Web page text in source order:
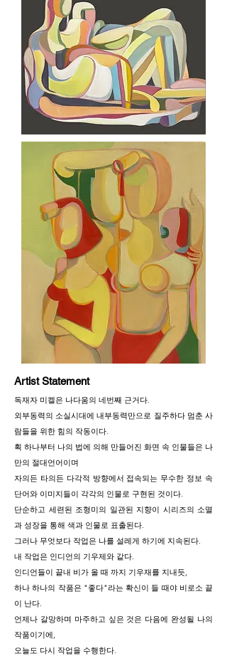
Artist Statement
독재자 미켈은 나다움의 네번째 근거다.
외부동력의 소실시대에 내부동력만으로 질주하다 멈춘 사
람들을 위한 힘의 작동이다.
획 하나부터 나의 법에 의해 만들어진 화면 속 인물들은 나
만의 절대언어이며
자의든 타의든 다각적 방향에서 접속되는 무수한 정보 속
단어와 이미지들이 각각의 인물로 구현된 것이다.
단순하고 세련된 조형미의 일관된 지향이 시리즈의 소멸
과 성장을 통해 색과 인물로 표출된다.
그러나 무엇보다 작업은 나를 설레게 하기에 지속된다.
내 작업은 인디언의 기우제와 같다.
인디언들이 끝내 비가 올 때 까지 기우재를 지내듯,
하나 하나의 작품은 "좋다"라는 확신이 들 때야 비로소 끝
이 난다.
언제나 갈망하며 마주하고 싶은 것은 다음에 완성될 나의
작품이기에,
오늘도 다시 작업을 수행한다.